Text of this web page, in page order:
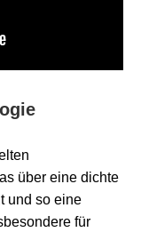
über eine dichte
und so eine
für